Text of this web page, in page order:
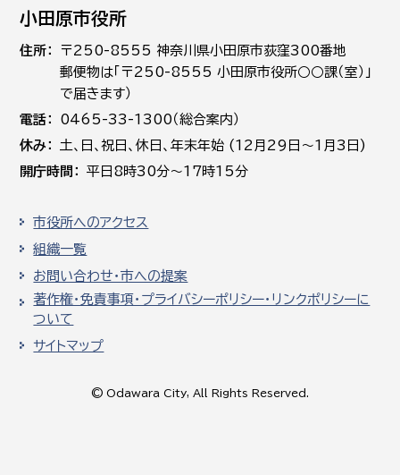
小田原市役所
住所
〒250-8555 神奈川県小田原市荻窪300番地
郵便物は「〒250-8555 小田原市役所○○課（室）」
で届きます）
電話
0465-33-1300（総合案内）
休み
土､日､祝日、休日、年末年始 (12月29日～1月3日)
開庁時間
平日8時30分～17時15分
市役所へのアクセス
組織一覧
お問い合わせ・市への提案
著作権・免責事項・プライバシーポリシー・リンクポリシーに
ついて
サイトマップ
© Odawara City, All Rights Reserved.